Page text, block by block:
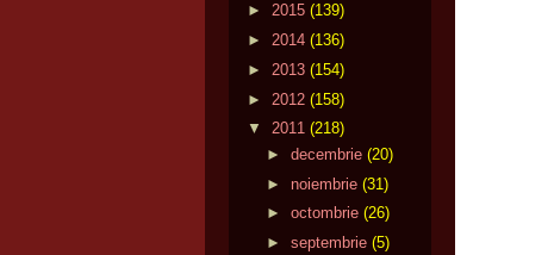
► 2015 (139)
► 2014 (136)
► 2013 (154)
► 2012 (158)
▼
2011 (218)
► decembrie (20)
► noiembrie (31)
► octombrie (26)
► septembrie (5)